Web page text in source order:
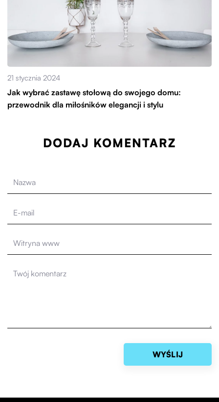
21 stycznia 2024
Jak wybrać zastawę stołową do swojego domu:
przewodnik dla miłośników elegancji i stylu
DODAJ KOMENTARZ